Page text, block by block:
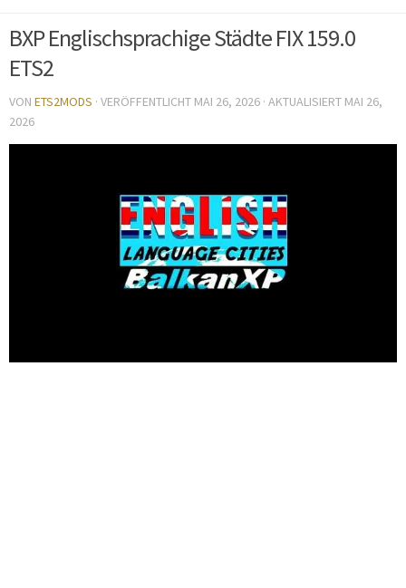
BXP Englischsprachige Städte FIX 159.0
ETS2
VON ETS2MODS · VERÖFFENTLICHT MAI 26, 2026 · AKTUALISIERT MAI 26,
2026